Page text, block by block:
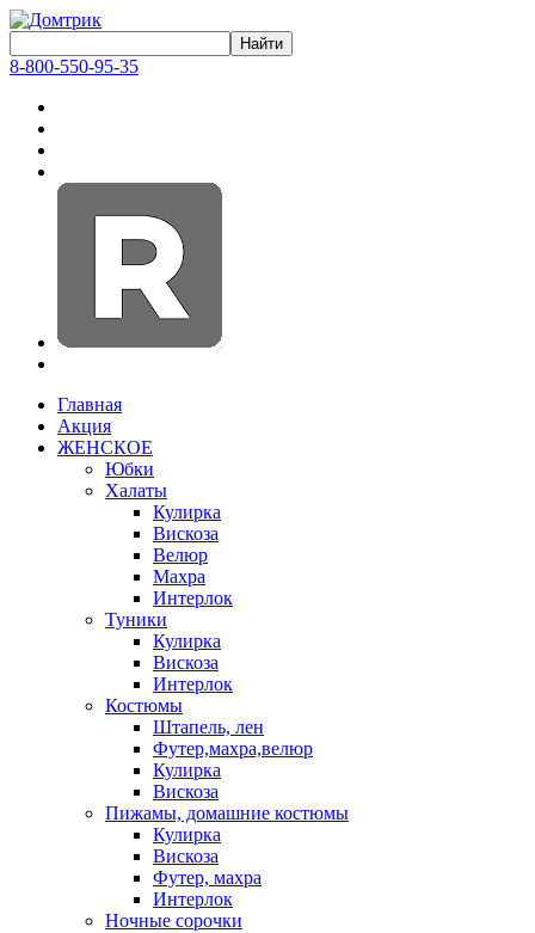
8-800-550-95-35
Главная
Акция
ЖЕНСКОЕ
Юбки
Халаты
Кулирка
Вискоза
Велюр
Махра
Интерлок
Туники
Кулирка
Вискоза
Интерлок
Костюмы
Штапель, лен
Футер,махра,велюр
Кулирка
Вискоза
Пижамы, домашние костюмы
Кулирка
Вискоза
Футер, махра
Интерлок
Ночные сорочки